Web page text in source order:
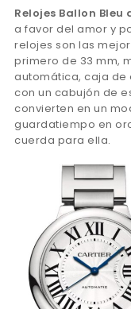
Relojes Ballon Bleu
a favor del amor y
relojes son las
primero de 33 mm,
automática, caja
con un cabujón de
convierten en un
guardatiempo en
cuerda para ella.